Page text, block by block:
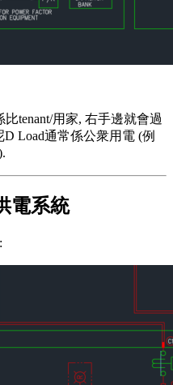
tenant/用家, 右手邊就會過
Load通常係公衆用電 (例
電系統